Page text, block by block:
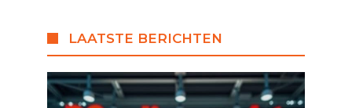
LAATSTE BERICHTEN